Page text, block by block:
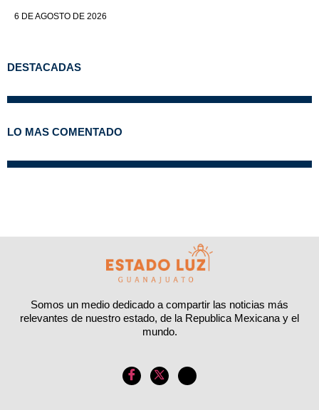
6 DE AGOSTO DE 2026
DESTACADAS
LO MAS COMENTADO
Somos un medio dedicado a compartir las noticias más
relevantes de nuestro estado, de la Republica Mexicana y el
mundo.